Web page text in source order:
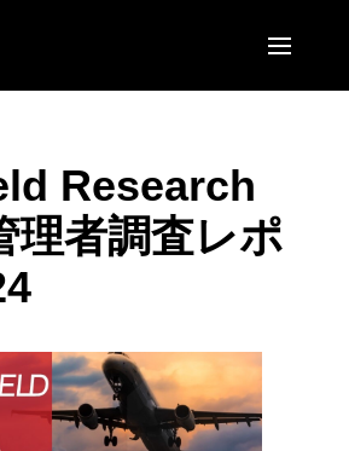
United States (English)
Canada (English)
Brasil (Português)
EUROPE
United Kingdom (English)
Italia (Italiano)
Nederlands (English)
ASIA PACIFIC
India (English)
日本（日本語)
Research
理者調査レポ